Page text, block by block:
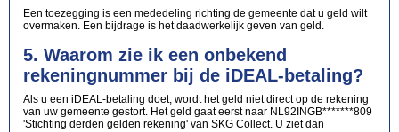
Een toezegging is een mededeling richting de gemeente dat u geld wilt
overmaken. Een bijdrage is het daadwerkelijk geven van geld.
5. Waarom zie ik een onbekend
rekeningnummer bij de iDEAL-betaling?
Als u een iDEAL-betaling doet, wordt het geld niet direct op de rekening
van uw gemeente gestort. Het geld gaat eerst naar NL92INGB*******809
'Stichting derden gelden rekening' van SKG Collect. U ziet dan